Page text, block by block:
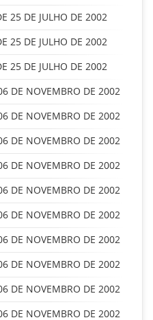
25 DE JULHO DE 2002
25 DE JULHO DE 2002
25 DE JULHO DE 2002
DE NOVEMBRO DE 2002
DE NOVEMBRO DE 2002
DE NOVEMBRO DE 2002
DE NOVEMBRO DE 2002
DE NOVEMBRO DE 2002
DE NOVEMBRO DE 2002
DE NOVEMBRO DE 2002
DE NOVEMBRO DE 2002
DE NOVEMBRO DE 2002
DE NOVEMBRO DE 2002